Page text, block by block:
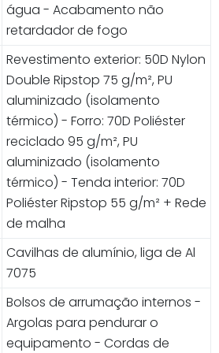
água - Acabamento não
retardador de fogo
Revestimento exterior: 50D Nylon
Double Ripstop 75 g/m², PU
aluminizado (isolamento
térmico) - Forro: 70D Poliéster
reciclado 95 g/m², PU
aluminizado (isolamento
térmico) - Tenda interior: 70D
Poliéster Ripstop 55 g/m² + Rede
de malha
Cavilhas de alumínio, liga de Al
7075
Bolsos de arrumação internos -
Argolas para pendurar o
equipamento - Cordas de